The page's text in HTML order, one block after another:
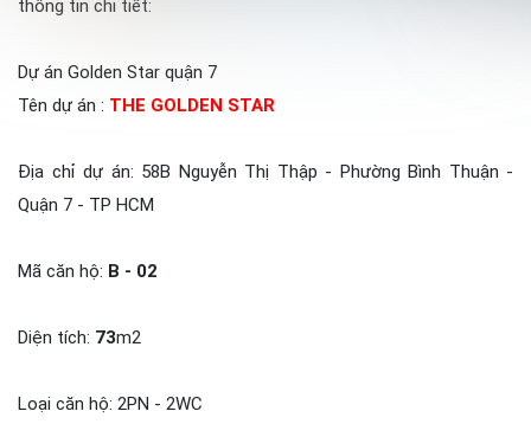
thông tin chi tiết:
Dự án Golden Star quận 7
Tên dự án : THE GOLDEN STAR
Địa chỉ dự án: 58B Nguyễn Thị Thập - Phường Bình Thuận -
Quận 7 - TP HCM
Mã căn hộ: B - 02
Diện tích: 73m2
Loại căn hộ: 2PN - 2WC